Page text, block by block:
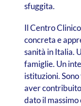
sfuggita.
Il Centro
concreta e
sanità in Italia.
famiglie. Un
istituzioni.
aver
dato il massimo